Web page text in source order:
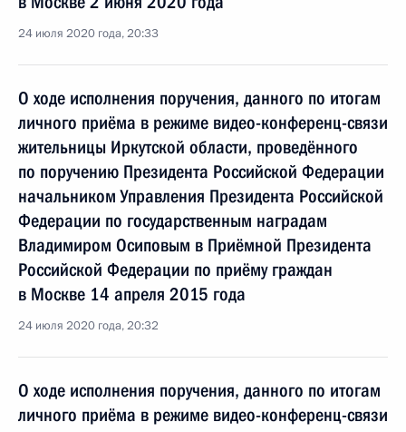
24 июля 2020 года, 20:33
О ходе исполнения поручения, данного по итогам
личного приёма в режиме видео-конференц-связи
жительницы Иркутской области, проведённого
по поручению Президента Российской Федерации
начальником Управления Президента Российской
Федерации по государственным наградам
Владимиром Осиповым в Приёмной Президента
Российской Федерации по приёму граждан
в Москве 14 апреля 2015 года
24 июля 2020 года, 20:32
О ходе исполнения поручения, данного по итогам
личного приёма в режиме видео-конференц-связи